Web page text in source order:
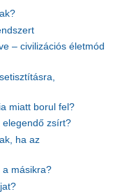
– civilizációs életmód
miatt borul fel?
elegendő zsírt?
ha az
a másikra?